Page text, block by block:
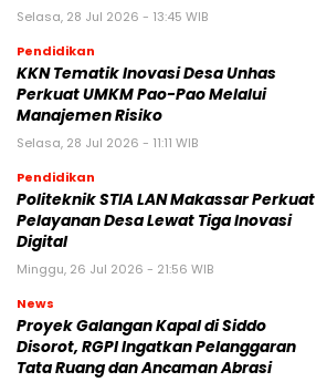
Selasa, 28 Jul 2026 - 13:45 WIB
Pendidikan
KKN Tematik Inovasi Desa Unhas
Perkuat UMKM Pao-Pao Melalui
Manajemen Risiko
Selasa, 28 Jul 2026 - 11:11 WIB
Pendidikan
Politeknik STIA LAN Makassar Perkuat
Pelayanan Desa Lewat Tiga Inovasi
Digital
Minggu, 26 Jul 2026 - 21:56 WIB
News
Proyek Galangan Kapal di Siddo
Disorot, RGPI Ingatkan Pelanggaran
Tata Ruang dan Ancaman Abrasi